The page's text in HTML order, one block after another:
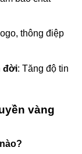
thông điệp
đời: Tăng độ tin
vàng